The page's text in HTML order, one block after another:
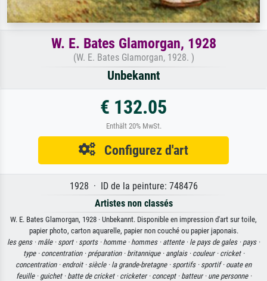
W. E. Bates Glamorgan, 1928
(W. E. Bates Glamorgan, 1928. )
Unbekannt
€ 132.05
Enthält 20% MwSt.
Configurez d'art
1928 · ID de la peinture: 748476
Artistes non classés
W. E. Bates Glamorgan, 1928 · Unbekannt. Disponible en impression d'art sur toile,
papier photo, carton aquarelle, papier non couché ou papier japonais.
les gens · mâle · sport · sports · homme · hommes · attente · le pays de gales · pays ·
type · concentration · préparation · britannique · anglais · couleur · cricket ·
concentration · endroit · siècle · la grande-bretagne · sportifs · sportif · ouate en
feuille · guichet · batte de cricket · cricketer · concept · batteur · une personne ·